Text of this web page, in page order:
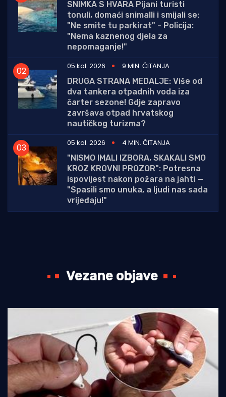
SNIMKA S HVARA Pijani turisti
tonuli, domaći snimalli i smijali se:
"Ne smite tu parkirat" - Policija:
"Nema kaznenog djela za
nepomaganje!"
05 kol. 2026
9 MIN. ČITANJA
DRUGA STRANA MEDALJE: Više od
dva tankera otpadnih voda iza
čarter sezone! Gdje zapravo
završava otpad hrvatskog
nautičkog turizma?
05 kol. 2026
4 MIN. ČITANJA
"NISMO IMALI IZBORA, SKAKALI SMO
KROZ KROVNI PROZOR": Potresna
ispovijest nakon požara na jahti —
"Spasili smo unuka, a ljudi nas sada
vrijeđaju!"
Vezane objave